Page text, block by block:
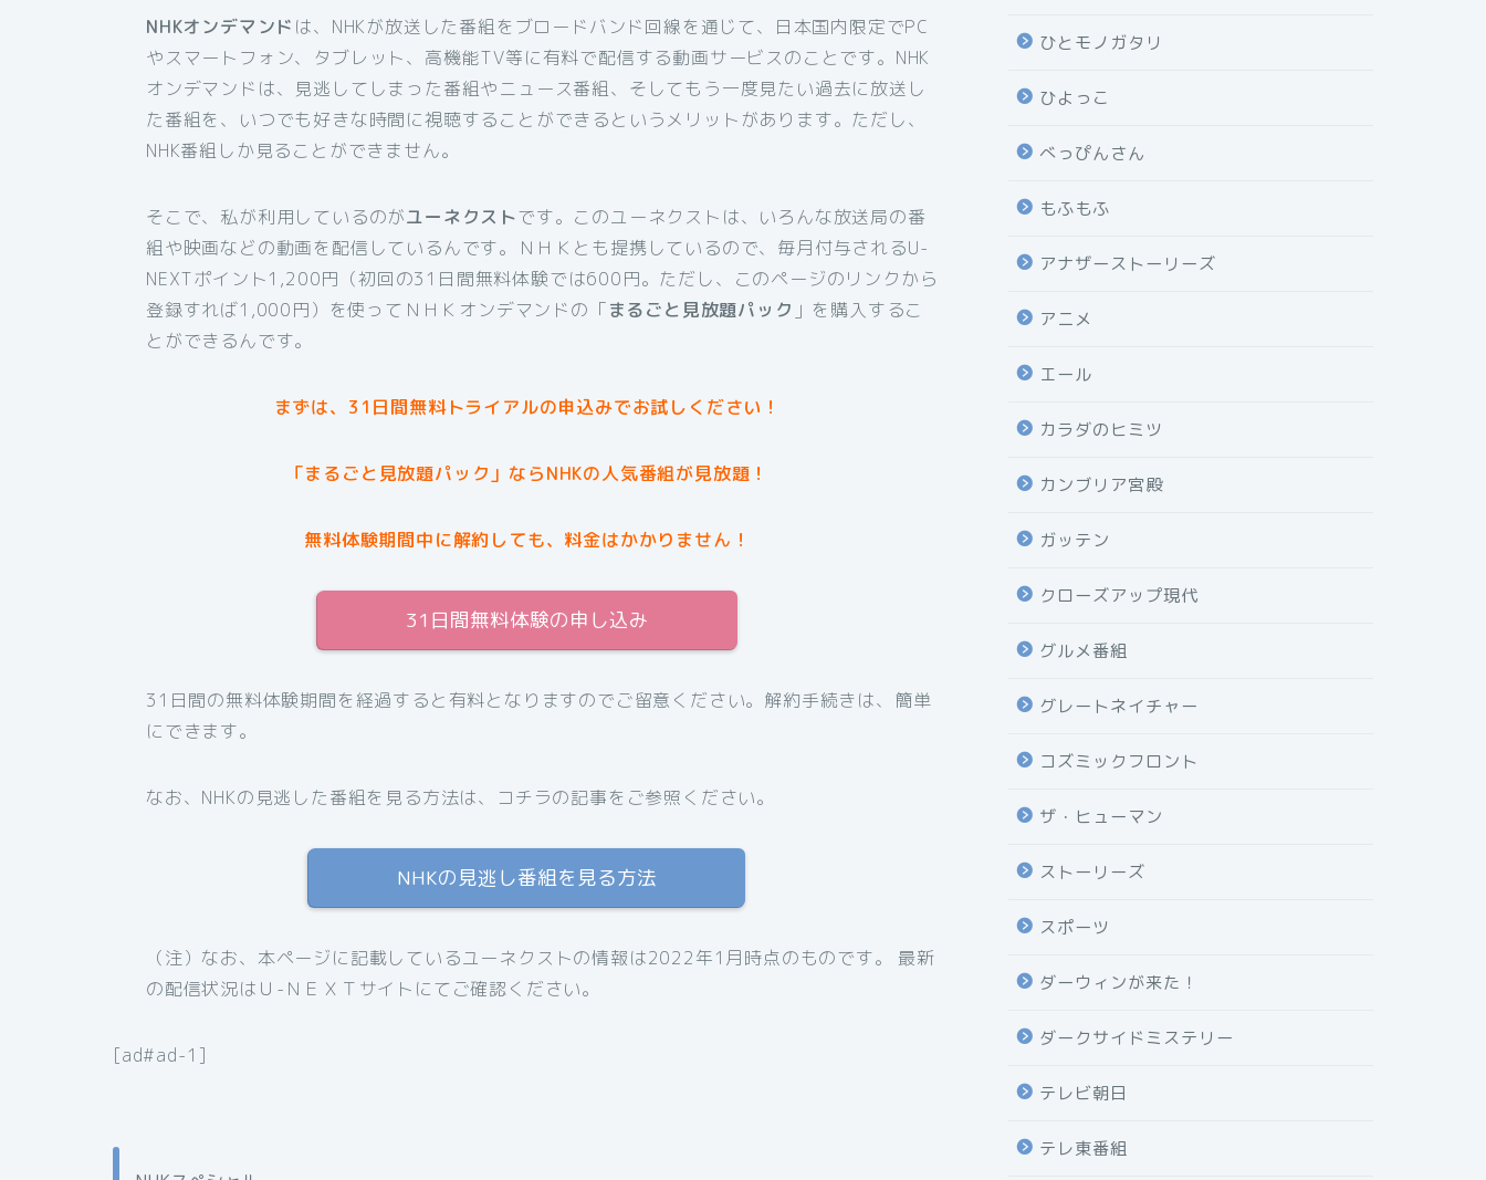
NHKオンデマンド は、NHKが放送した番組をブロードバンド回線を通じて、日本国内限定でPC
やスマートフォン、タブレット、高機能TV等に有料で配信する動画サービスのことです。NHK
オンデマンドは、見逃してしまった番組やニュース番組、そしてもう一度見たい過去に放送し
た番組を、いつでも好きな時間に視聴することができるというメリットがあります。ただし、
NHK番組しか見ることができません。
そこで、私が利用しているのがユーネクストです。このユーネクストは、いろんな放送局の番
組や映画などの動画を配信しているんです。ＮＨＫとも提携しているので、毎月付与されるU-
NEXTポイント1,200円（初回の31日間無料体験では600円。ただし、このページのリンクから
登録すれば1,000円）を使ってＮＨＫオンデマンドの「まるごと見放題パック 」を購入するこ
とができるんです。
まずは、31日間無料トライアルの申込みでお試しください！
「まるごと見放題パック」ならNHKの人気番組が見放題！
無料体験期間中に解約しても、料金はかかりません！
31日間無料体験の申し込み
31日間の無料体験期間を経過すると有料となりますのでご留意ください。解約手続きは、簡単
にできます。
なお、NHKの見逃した番組を見る方法は、コチラの記事をご参照ください。
NHKの見逃し番組を見る方法
（注）なお、本ページに記載しているユーネクストの情報は2022年1月時点のものです。 最新
の配信状況はＵ-ＮＥＸＴサイトにてご確認ください。
[ad#ad-1]
ひとモノガタリ
ひよっこ
べっぴんさん
もふもふ
アナザーストーリーズ
アニメ
エール
カラダのヒミツ
カンブリア宮殿
ガッテン
クローズアップ現代
グルメ番組
グレートネイチャー
コズミックフロント
ザ・ヒューマン
ストーリーズ
スポーツ
ダーウィンが来た！
ダークサイドミステリー
テレビ朝日
テレ東番組